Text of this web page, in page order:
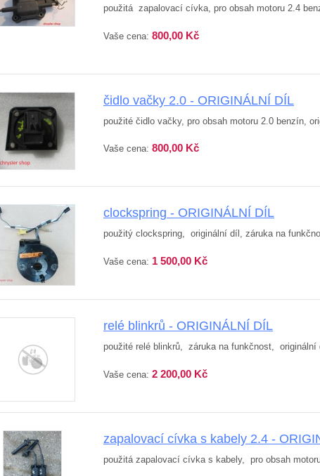
použitá zapalovací cívka, pro obsah motoru 2.4
Vaše cena: 800,00 Kč
čidlo vačky 2.0 - ORIGINÁLNÍ DÍL
použité čidlo vačky, pro obsah motoru 2.0 benzín,
Vaše cena: 800,00 Kč
clockspring - ORIGINÁLNÍ DÍL
použitý clockspring, originální díl, záruka na
Vaše cena: 1 500,00 Kč
relé blinkrů - ORIGINÁLNÍ DÍL
použité relé blinkrů, záruka na funkčnost, originální
Vaše cena: 2 200,00 Kč
zapalovací cívka s kabely 2.4 -
použitá zapalovací cívka s kabely, pro obsah